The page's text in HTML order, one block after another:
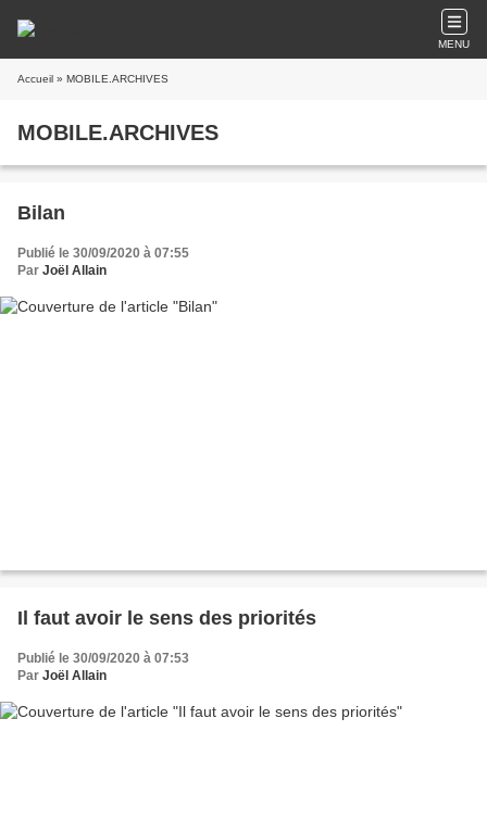
MENU
Accueil » MOBILE.ARCHIVES
MOBILE.ARCHIVES
Bilan
Publié le 30/09/2020 à 07:55
Par Joël Allain
Il faut avoir le sens des priorités
Publié le 30/09/2020 à 07:53
Par Joël Allain